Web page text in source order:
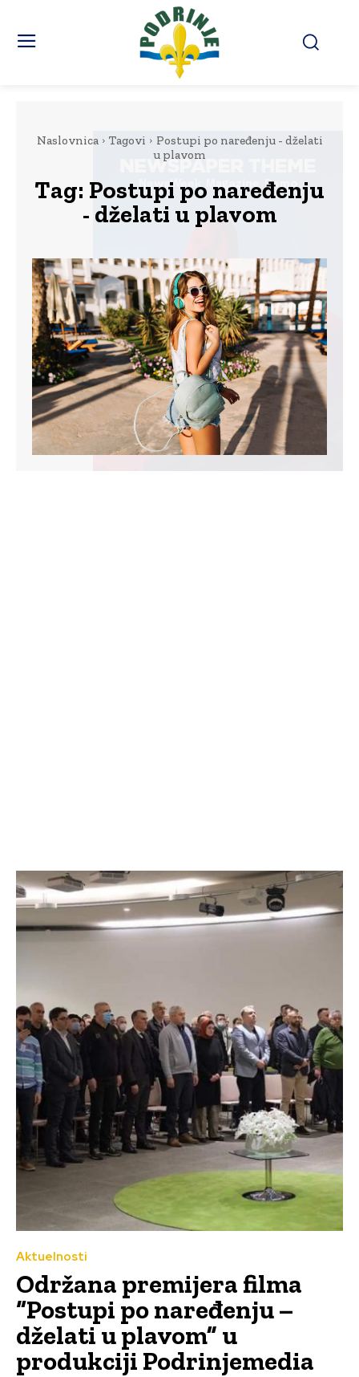
Naslovnica Tagovi
Postupi po naređenju - dželati
u plavom
Tag: Postupi po naređenju
- dželati u plavom
Aktuelnosti
Održana premijera filma
“Postupi po naređenju –
dželati u plavom” u
produkciji Podrinjemedia